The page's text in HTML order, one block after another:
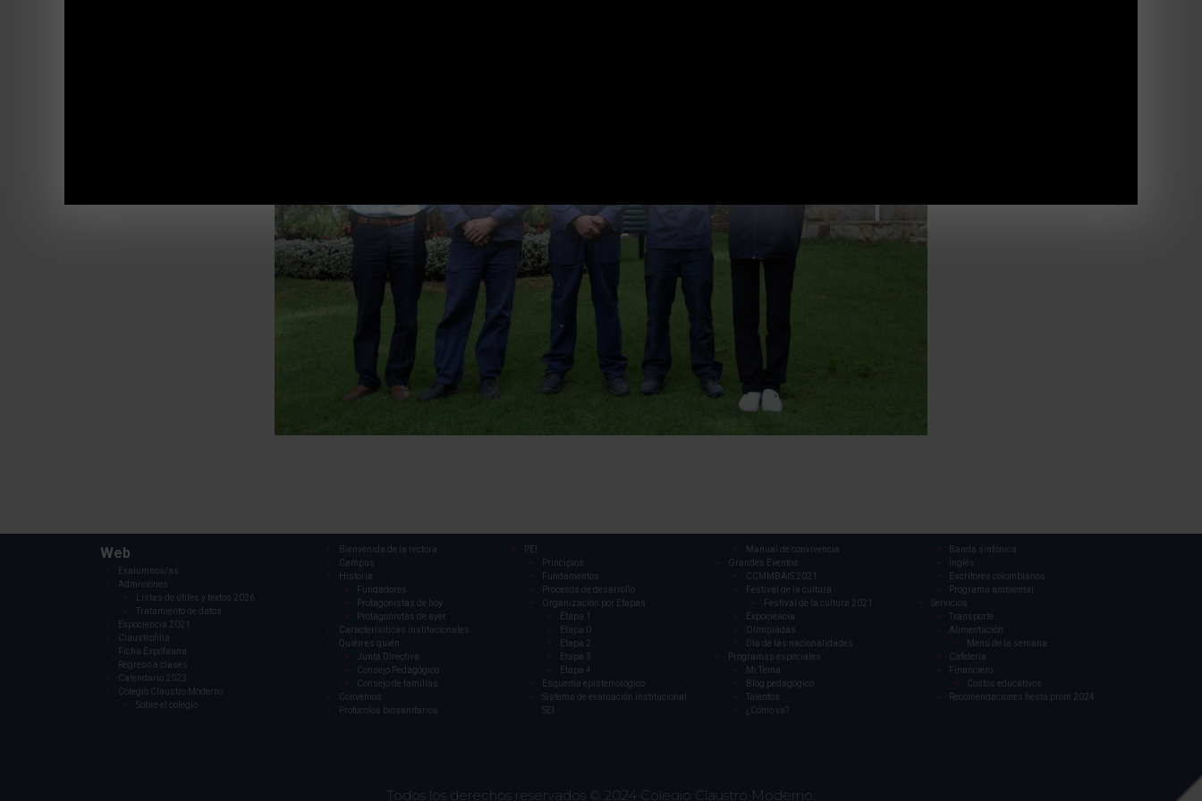
Web
Exalumnos/as
Admisiones
Listas de útiles y textos 2026
Tratamiento de datos
Expociencia 2021
Claustrofilia
Ficha Expofauna
Regreso a clases
Calendario 2023
Colegio Claustro Moderno
Sobre el colegio
Bienvenida de la rectora
Campus
Historia
Fundadores
Protagonistas de hoy
Protagonistas de ayer
Caracterísiticas institucionales
Quién es quién
Junta Directiva
Consejo Pedagógico
Consejo de familias
Convenios
Protocolos biosanitarios
PEI
Principios
Fundamentos
Procesos de desarrollo
Organización por Etapas
Etapa 1
Etapa 0
Etapa 2
Etapa 3
Etapa 4
Esquema epistemológico
Sistema de evaluación institucional.
SEI
Manual de convivencia
Grandes Eventos
CCMMBAIS 2021
Festival de la cultura
Festival de la cultura 2021
Expociencia
Olimpiadas
Día de las nacionalidades
Programas especiales
Mi Tema
Blog pedagógico
Talentos
¿Cómo va?
Banda sinfónica
Inglés
Escritores colombianos
Programa ambiental
Servicios
Transporte
Alimentación
Menú de la semana.
Cafetería
Financiero
Costos educativos
Recomendaciones fiesta prom 2024
Todos los derechos reservados © 2024 Colegio Claustro Moderno.